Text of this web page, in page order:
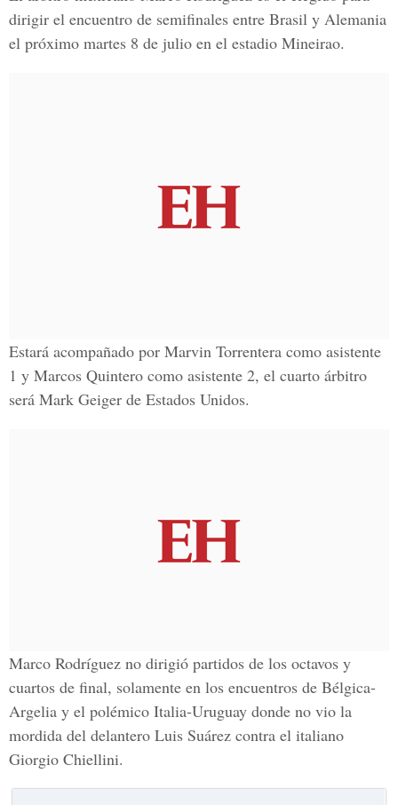
dirigir el encuentro de semifinales entre Brasil y Alemania
el próximo martes 8 de julio en el estadio Mineirao.
Estará acompañado por Marvin Torrentera como asistente
1 y Marcos Quintero como asistente 2, el cuarto árbitro
será Mark Geiger de Estados Unidos.
Marco Rodríguez no dirigió partidos de los octavos y
cuartos de final, solamente en los encuentros de Bélgica-
Argelia y el polémico Italia-Uruguay donde no vio la
mordida del delantero Luis Suárez contra el italiano
Giorgio Chiellini.